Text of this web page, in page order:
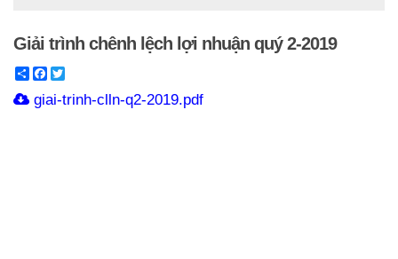
Giải trình chênh lệch lợi nhuận quý 2-2019
ShareFacebook
giai-trinh-clln-q2-2019.pdf